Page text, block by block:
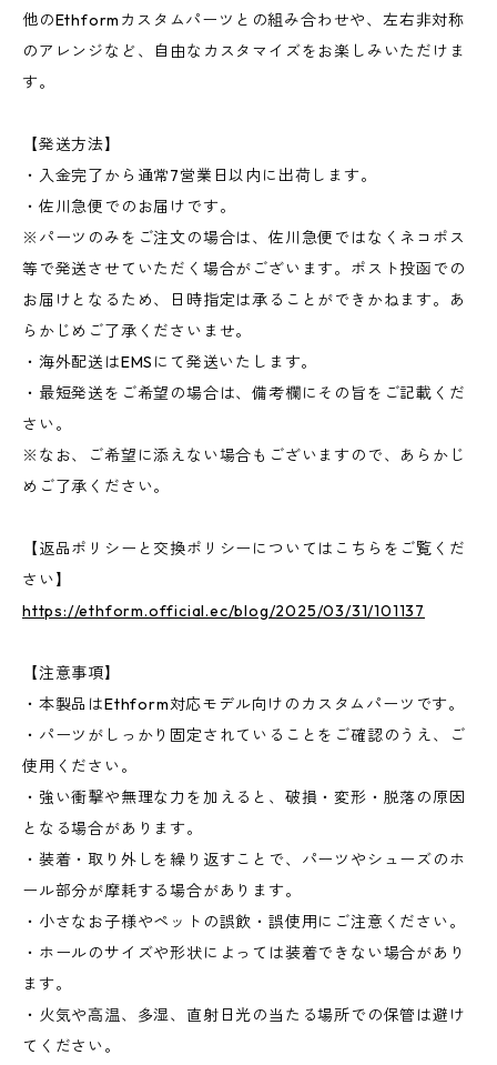
他のEthformカスタムパーツとの組み合わせや、左右非対称
のアレンジなど、自由なカスタマイズをお楽しみいただけま
す。
【発送方法】
・入金完了から通常7営業日以内に出荷します。
・佐川急便でのお届けです。
※パーツのみをご注文の場合は、佐川急便ではなくネコポス
等で発送させていただく場合がございます。ポスト投函での
お届けとなるため、日時指定は承ることができかねます。あ
らかじめご了承くださいませ。
・海外配送はEMSにて発送いたします。
・最短発送をご希望の場合は、備考欄にその旨をご記載くだ
さい。
※なお、ご希望に添えない場合もございますので、あらかじ
めご了承ください。
【返品ポリシーと交換ポリシーについてはこちらをご覧くだ
さい】
https://ethform.official.ec/blog/2025/03/31/101137
【注意事項】
・本製品はEthform対応モデル向けのカスタムパーツです。
・パーツがしっかり固定されていることをご確認のうえ、ご
使用ください。
・強い衝撃や無理な力を加えると、破損・変形・脱落の原因
となる場合があります。
・装着・取り外しを繰り返すことで、パーツやシューズのホ
ール部分が摩耗する場合があります。
・小さなお子様やペットの誤飲・誤使用にご注意ください。
・ホールのサイズや形状によっては装着できない場合があり
ます。
・火気や高温、多湿、直射日光の当たる場所での保管は避け
てください。